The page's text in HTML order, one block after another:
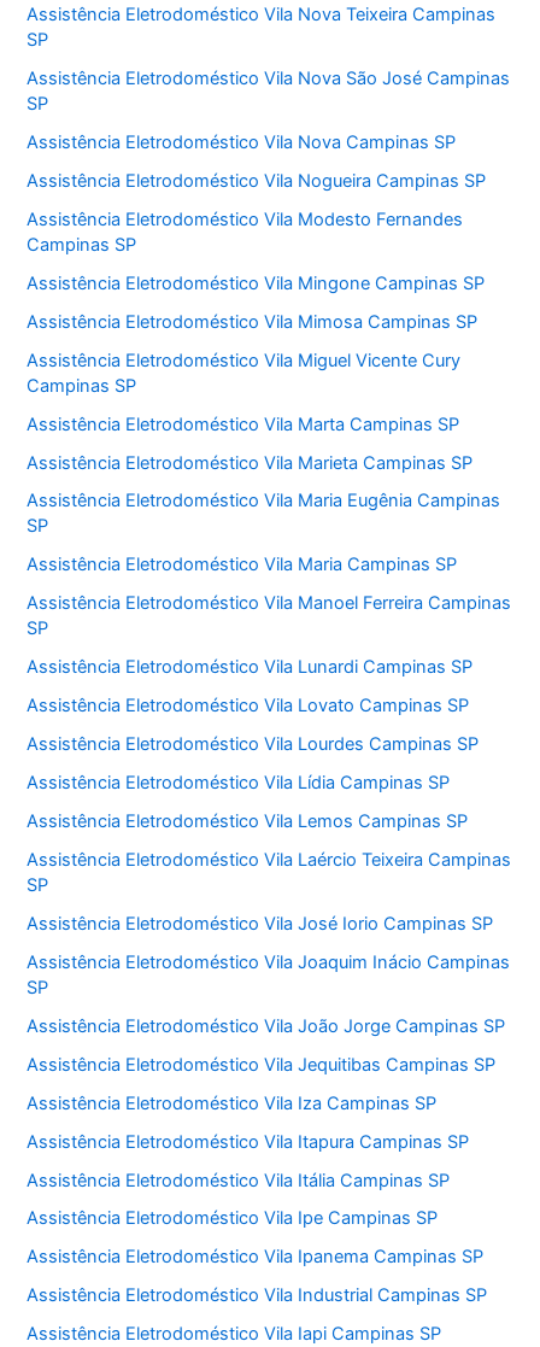
Assistência Eletrodoméstico Vila Nova Teixeira Campinas
SP
Assistência Eletrodoméstico Vila Nova São José Campinas
SP
Assistência Eletrodoméstico Vila Nova Campinas SP
Assistência Eletrodoméstico Vila Nogueira Campinas SP
Assistência Eletrodoméstico Vila Modesto Fernandes
Campinas SP
Assistência Eletrodoméstico Vila Mingone Campinas SP
Assistência Eletrodoméstico Vila Mimosa Campinas SP
Assistência Eletrodoméstico Vila Miguel Vicente Cury
Campinas SP
Assistência Eletrodoméstico Vila Marta Campinas SP
Assistência Eletrodoméstico Vila Marieta Campinas SP
Assistência Eletrodoméstico Vila Maria Eugênia Campinas
SP
Assistência Eletrodoméstico Vila Maria Campinas SP
Assistência Eletrodoméstico Vila Manoel Ferreira Campinas
SP
Assistência Eletrodoméstico Vila Lunardi Campinas SP
Assistência Eletrodoméstico Vila Lovato Campinas SP
Assistência Eletrodoméstico Vila Lourdes Campinas SP
Assistência Eletrodoméstico Vila Lídia Campinas SP
Assistência Eletrodoméstico Vila Lemos Campinas SP
Assistência Eletrodoméstico Vila Laércio Teixeira Campinas
SP
Assistência Eletrodoméstico Vila José Iorio Campinas SP
Assistência Eletrodoméstico Vila Joaquim Inácio Campinas
SP
Assistência Eletrodoméstico Vila João Jorge Campinas SP
Assistência Eletrodoméstico Vila Jequitibas Campinas SP
Assistência Eletrodoméstico Vila Iza Campinas SP
Assistência Eletrodoméstico Vila Itapura Campinas SP
Assistência Eletrodoméstico Vila Itália Campinas SP
Assistência Eletrodoméstico Vila Ipe Campinas SP
Assistência Eletrodoméstico Vila Ipanema Campinas SP
Assistência Eletrodoméstico Vila Industrial Campinas SP
Assistência Eletrodoméstico Vila Iapi Campinas SP